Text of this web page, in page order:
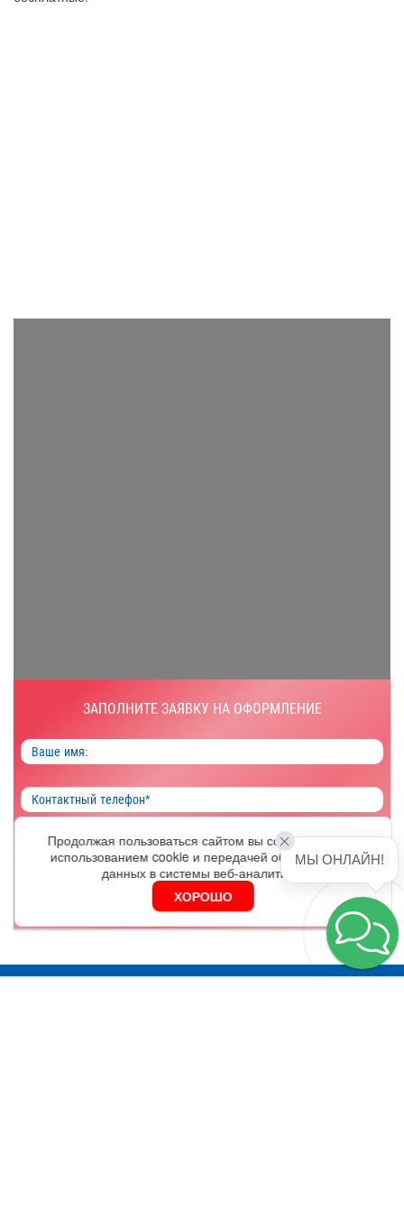
ЗАПОЛНИТЕ ЗАЯВКУ НА ОФОРМЛЕНИЕ
ОФОРМИТЬ
Я согласен на обработкуперсональных данных
Продолжая пользоваться сайтом вы соглашаетесь с
использованием cookie и передачей обезличенных
данных в системы веб-аналитики.
ХОРОШО
МЫ ОНЛАЙН!